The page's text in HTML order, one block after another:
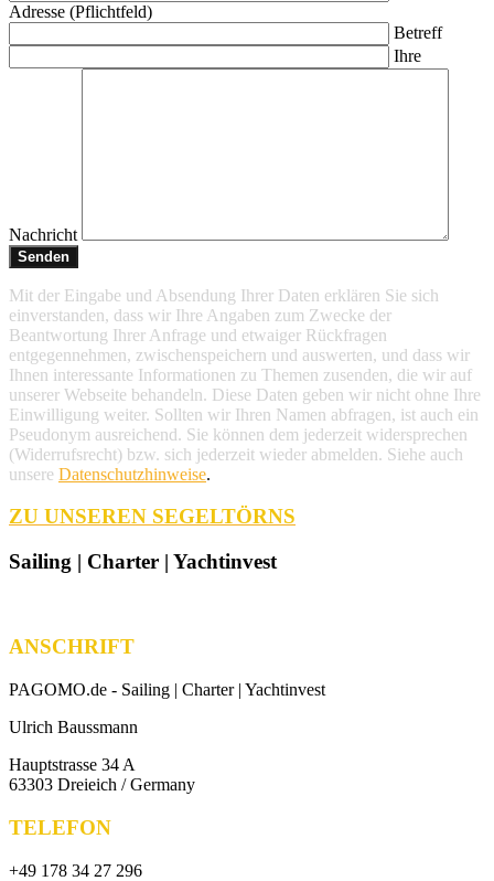
Adresse (Pflichtfeld)
Betreff
Ihre
Nachricht
Mit der Eingabe und Absendung Ihrer Daten erklären Sie sich
einverstanden, dass wir Ihre Angaben zum Zwecke der
Beantwortung Ihrer Anfrage und etwaiger Rückfragen
entgegennehmen, zwischenspeichern und auswerten, und dass wir
Ihnen interessante Informationen zu Themen zusenden, die wir auf
unserer Webseite behandeln. Diese Daten geben wir nicht ohne Ihre
Einwilligung weiter. Sollten wir Ihren Namen abfragen, ist auch ein
Pseudonym ausreichend. Sie können dem jederzeit widersprechen
(Widerrufsrecht) bzw. sich jederzeit wieder abmelden. Siehe auch
unsere Datenschutzhinweise.
ZU UNSEREN SEGELTÖRNS
Sailing | Charter | Yachtinvest
ANSCHRIFT
PAGOMO.de - Sailing | Charter | Yachtinvest
Ulrich Baussmann
Hauptstrasse 34 A
63303 Dreieich / Germany
TELEFON
+49 178 34 27 296